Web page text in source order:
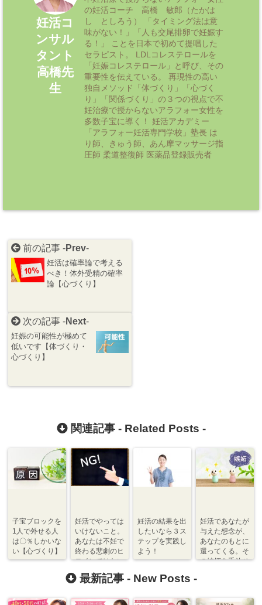
妊活コ
ンサル
タント
高橋先
生
の妊活コーチ 高橋 敏郎（たかは
し としろう） 「タイミング法は意
味がない！」「人も交尾排卵で妊娠す
る！」 ことを日本で初めて提唱した
セラピスト。 LDLコレステロールを
「妊娠コレステロール」と呼び、その
重要性を伝えている。 再現性の高い
独自メソッド「体づくり」「心づく
り」「関係づくり」の３つの視点で不
妊治療で授からないアラフォー女性を
多数子宝に導く！ 妊活アカデミー
「アラフォー妊活専門学校」塾長 は
り師、きゅう師、あん摩マッサージ指
圧師 柔道整復師 医薬品登録販売者
前の記事 -Prev-
妊活は確率論で考える
べき！体外受精の確率
論【心づくり】
次の記事 -Next-
妊娠の可能性が極めて
低いです【体づくり・
心づくり】
関連記事 - Related Posts -
子宝ブロックを
1人で外せる人
は〇％しかいな
い【心づくり】
妊活でやっては
いけないこと。
あなたは不妊で
終わる悲劇のヒ
ロインではない
【心づくり】
妊活の結果を出
したいなら３ス
テップを実践し
よう！
妊活であなたが
与えた想念が、
あなたのもとに
還ってくる。そ
の嫉妬を手放せ
最新記事 - New Posts -